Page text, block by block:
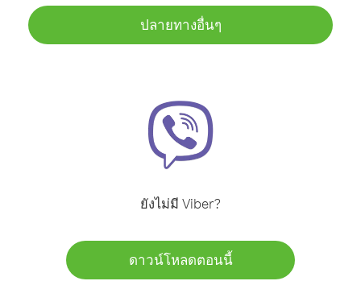
ปลายทางอื่นๆ
ยังไม่มี Viber?
ดาวน์โหลดตอนนี้